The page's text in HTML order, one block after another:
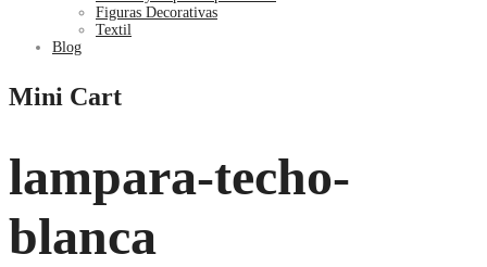
Figuras Decorativas
Textil
Blog
Mini Cart
lampara-techo-
blanca